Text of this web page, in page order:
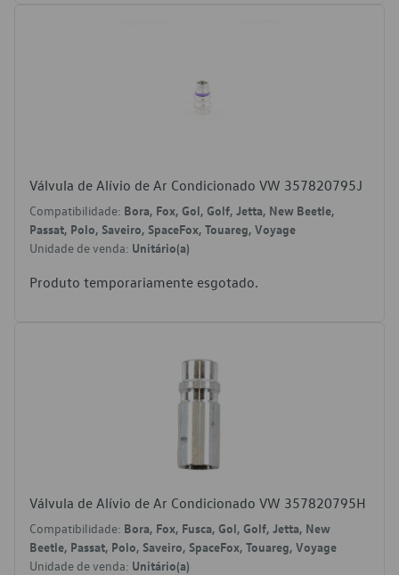
Válvula de Alívio de Ar Condicionado VW 357820795J
Compatibilidade: Bora, Fox, Gol, Golf, Jetta, New Beetle,
Passat, Polo, Saveiro, SpaceFox, Touareg, Voyage
Unidade de venda: Unitário(a)
Produto temporariamente esgotado.
Válvula de Alívio de Ar Condicionado VW 357820795H
Compatibilidade: Bora, Fox, Fusca, Gol, Golf, Jetta, New
Beetle, Passat, Polo, Saveiro, SpaceFox, Touareg, Voyage
Unidade de venda: Unitário(a)